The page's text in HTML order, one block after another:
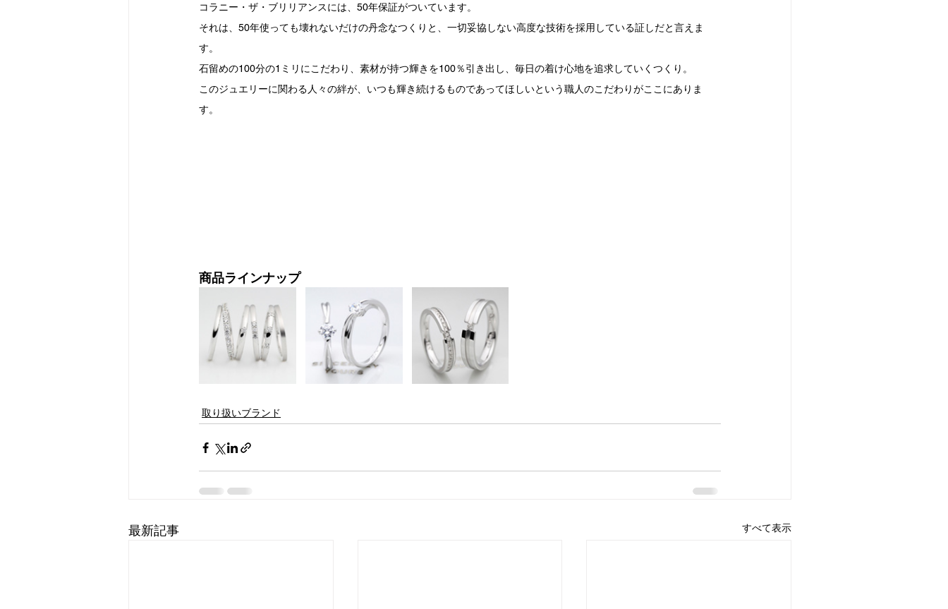
コラニー・ザ・ブリリアンスには、50年保証がついています。
それは、50年使っても壊れないだけの丹念なつくりと、一切妥協しない高度な技術を採用している証しだと言えま
す。
石留めの100分の1ミリにこだわり、素材が持つ輝きを100％引き出し、毎日の着け心地を追求していくつくり。
このジュエリーに関わる人々の絆が、いつも輝き続けるものであってほしいという職人のこだわりがここにありま
す。
商品ラインナップ
取り扱いブランド
最新記事 すべて表示